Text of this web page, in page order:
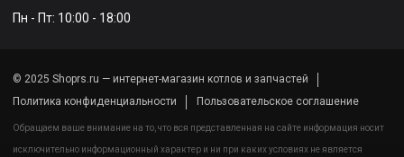
Пн - Пт: 10:00 - 18:00
© 2025 Shoprs.ru — интернет-магазин котлов и запчастей
Политика конфиденциальности
Пользовательское соглашение
Обращаем ваше внимание на то, что вся представленная на сайте информация носит
исключительно информационный характер и ни при каких условиях не является